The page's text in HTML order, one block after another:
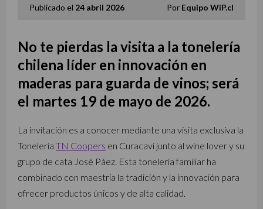
Publicado el 24 abril 2026 Por Equipo WiP.cl
No te pierdas la visita a la tonelería
chilena líder en innovación en
maderas para guarda de vinos; será
el martes 19 de mayo de 2026.
La invitación es a conocer mediante una visita exclusiva la
Tonelería TN Coopers en Curacaví junto al wine lover y su
grupo de cata José Páez. Esta tonelería familiar ha
combinado con maestría la tradición y la innovación para
ofrecer productos únicos y de alta calidad.